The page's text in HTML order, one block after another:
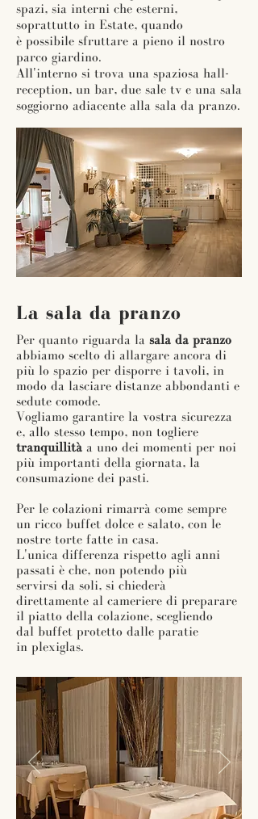
spazi, sia interni che esterni,
soprattutto in Estate, quando
è possibile sfruttare a pieno il nostro
parco giardino.
All'interno si trova una spaziosa hall-
reception, un bar, due sale tv e una sala
soggiorno adiacente alla sala da pranzo.
La sala da pranzo
Per quanto riguarda la sala da pranzo
abbiamo scelto di allargare ancora di
più lo spazio per disporre i tavoli, in
modo da lasciare distanze abbondanti e
sedute comode.
Vogliamo garantire la vostra sicurezza
e, allo stesso tempo, non togliere
tranquillità a uno dei momenti per noi
più importanti della giornata, la
consumazione dei pasti.
Per le colazioni rimarrà come sempre
un ricco buffet dolce e salato, con le
nostre torte fatte in casa.
L'unica differenza rispetto agli anni
passati è che, non potendo più
servirsi da soli, si chiederà
direttamente al cameriere di preparare
il piatto della colazione, scegliendo
dal buffet protetto dalle paratie
in plexiglas.